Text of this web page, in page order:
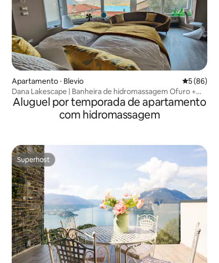
Apartamento ⋅ Blevio 5 de uma
5 (86)
Dana Lakescape | Banheira de hidromassagem Ofuro +
Jardim | Blevio
Aluguel por temporada de apartamento
com hidromassagem
Superhost
Superhost